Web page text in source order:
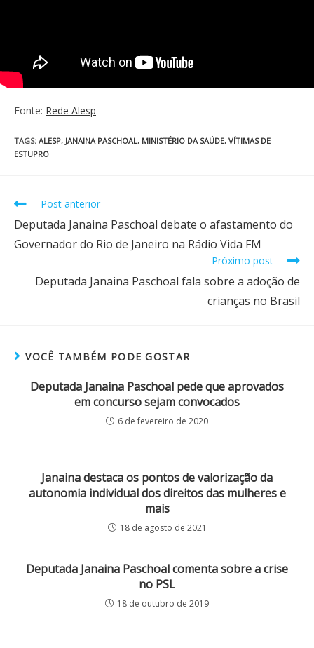
Fonte: Rede Alesp
TAGS: ALESP, JANAINA PASCHOAL, MINISTÉRIO DA SAÚDE, VÍTIMAS DE
ESTUPRO
Post anterior
Deputada Janaina Paschoal debate o afastamento do
Governador do Rio de Janeiro na Rádio Vida FM
Próximo post
Deputada Janaina Paschoal fala sobre a adoção de
crianças no Brasil
VOCÊ TAMBÉM PODE GOSTAR
Deputada Janaina Paschoal pede que aprovados
em concurso sejam convocados
6 de fevereiro de 2020
Janaina destaca os pontos de valorização da
autonomia individual dos direitos das mulheres e
mais
18 de agosto de 2021
Deputada Janaina Paschoal comenta sobre a crise
no PSL
18 de outubro de 2019